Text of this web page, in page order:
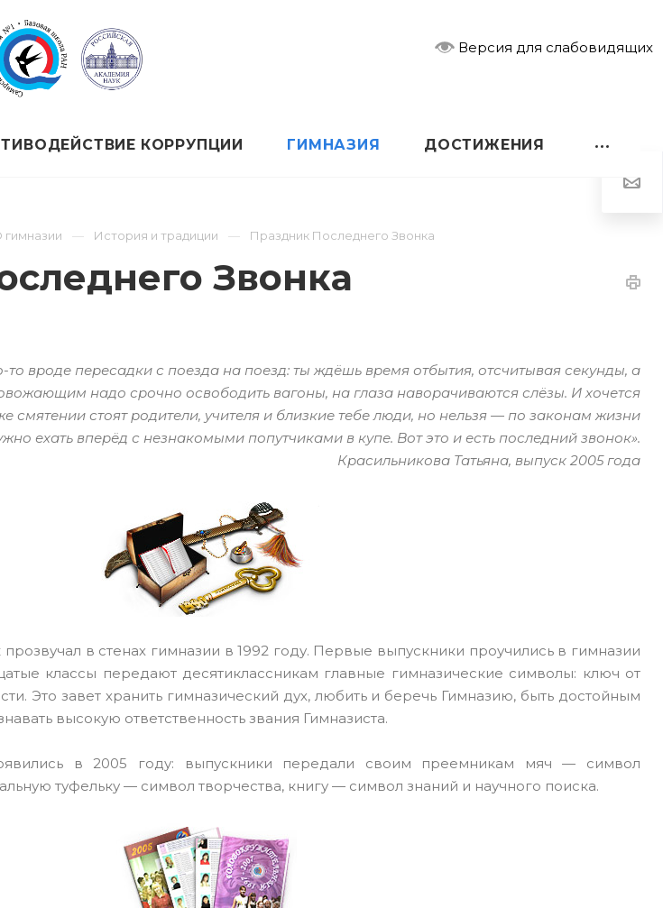
Версия для слабовидящих
КОРРУПЦИИ ГИМНАЗИЯ ДОСТИЖЕНИЯ
гимназии История и традиции Праздник Последнего Звонка
Звонка
то вроде пересадки с поезда на поезд: ты ждёшь время отбытия, отсчитывая секунды, а
надо срочно освободить вагоны, на глаза наворачиваются слёзы. И хочется
смятении стоят родители, учителя и близкие тебе люди, но нельзя — по законам жизни
ехать вперёд с незнакомыми попутчиками в купе. Вот это и есть последний звонок».
Красильникова Татьяна, выпуск 2005 года
в стенах гимназии в 1992 году. Первые выпускники проучились в гимназии
классы передают десятиклассникам главные гимназические символы: ключ от
Это завет хранить гимназический дух, любить и беречь Гимназию, быть достойным
высокую ответственность звания Гимназиста.
в 2005 году: выпускники передали своим преемникам мяч — символ
туфельку — символ творчества, книгу — символ знаний и научного поиска.